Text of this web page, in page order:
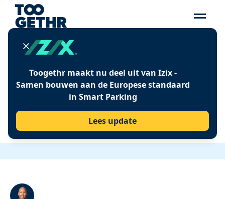
Toogethr maakt nu deel uit van Izix -
Samen bouwen aan de Europese standaard
in Smart Parking
Lees update
WAT ZEGGEN DE
VERKIEZINGS­
PROGRAMMA’S OVER
MOBILITEIT